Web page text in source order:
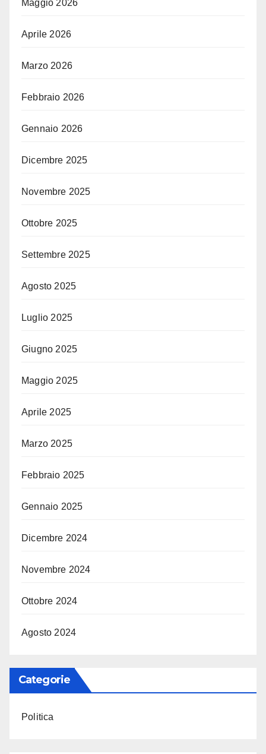
Maggio 2026
Aprile 2026
Marzo 2026
Febbraio 2026
Gennaio 2026
Dicembre 2025
Novembre 2025
Ottobre 2025
Settembre 2025
Agosto 2025
Luglio 2025
Giugno 2025
Maggio 2025
Aprile 2025
Marzo 2025
Febbraio 2025
Gennaio 2025
Dicembre 2024
Novembre 2024
Ottobre 2024
Agosto 2024
Categorie
Politica